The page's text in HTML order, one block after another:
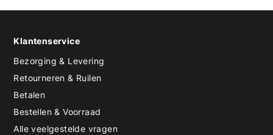
Klantenservice
Bezorging & Levering
Retourneren & Ruilen
Betalen
Bestellen & Voorraad
Alle veelgestelde vragen